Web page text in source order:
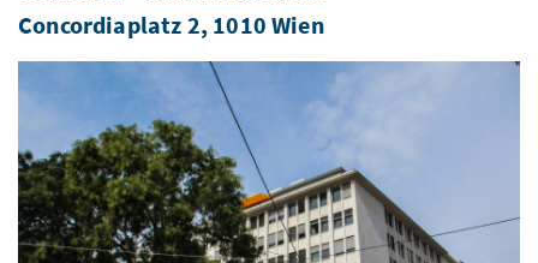
Concordiaplatz 2, 1010 Wien